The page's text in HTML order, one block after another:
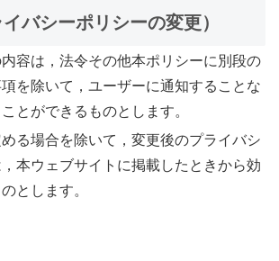
バシーポリシーの変更）
容は，法令その他本ポリシーに別段の
を除いて，ユーザーに通知することな
とができるものとします。
る場合を除いて，変更後のプライバシ
本ウェブサイトに掲載したときから効
とします。